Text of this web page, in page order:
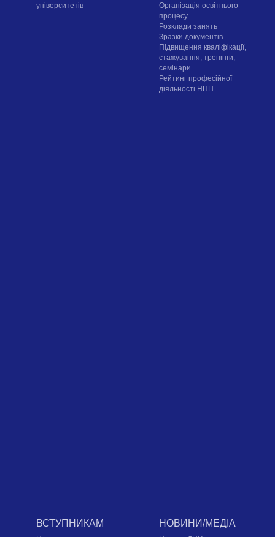
університетів
Організація освітнього
процесу
Розклади занять
Зразки документів
Підвищення кваліфікації,
стажування, тренінги,
семінари
Рейтинг професійної
діяльності НПП
ВСТУПНИКАМ НОВИНИ/МЕДІА